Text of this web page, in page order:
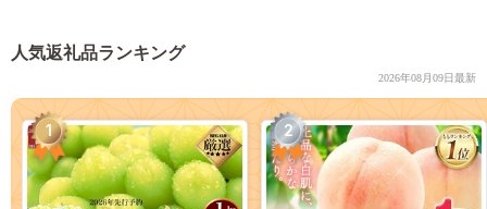
人気返礼品ランキング
2026年08月09日最新
1 2